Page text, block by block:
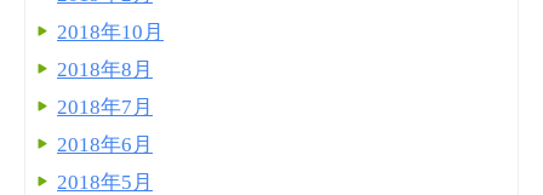
2018年10月
2018年8月
2018年7月
2018年6月
2018年5月